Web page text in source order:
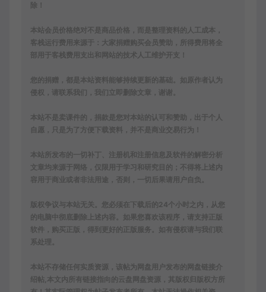
除！
本站会员价格绝对不是商品价格，而是整理资料的人工成本，
客栈运行费用来源于：大家捐赠购买会员赞助，所得费用将全
部用于客栈费用支出和网站的技术人工维护开支！
您的捐赠，都是本站资料能够持续更新的基础。如原作者认为
侵权，请联系我们，我们立即删除文章，谢谢。
本站不是卖课件的，捐款是您对本站的认可和赞助，出于个人
自愿，只是为了方便下载资料，并不是商业交易行为！
本站所发布的一切补丁、注册机和注册信息及软件的解密分析
文章均来源于网络，仅限用于学习和研究目的；不得将上述内
容用于商业或者非法用途，否则，一切后果请用户自负。
版权争议与本站无关。您必须在下载后的24个小时之内，从您
的电脑中彻底删除上述内容。如果您喜欢该程序，请支持正版
软件，购买正版，得到更好的正版服务。如有侵权请与我们联
系处理。
本站不存储任何实质资源，该帖为网盘用户发布的网盘链接介
绍帖,本文内所有链接指向的云盘网盘资源，其版权归版权方所